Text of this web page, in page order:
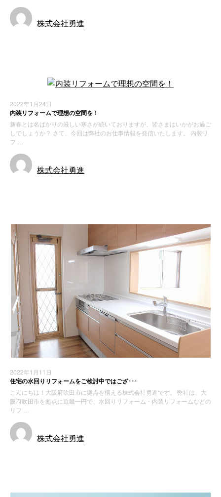
株式会社勇進
2022年1月24日
内装リフォームで理想の空間を！
新春とは名ばかりの厳しい寒さが続いておりますが、皆さまはいかがお過ご
しでしょうか？ さて、今回は弊社のお仕事情報を発信いたします。 内装リ
フ …
株式会社勇進
2022年1月11日
住宅の水回りリフォームをご検討中ではござ･･･
こんにちは！大阪府吹田市に拠点を構える株式会社勇進です。 弊社は、大
阪府吹田市を拠点に近畿一円で、水回りリフォーム・内装リフォームなどの
リフ …
株式会社勇進